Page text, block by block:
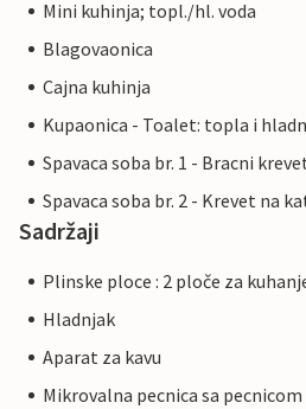
Mini kuhinja; topl./hl. voda
Blagovaonica
Cajna kuhinja
Kupaonica - Toalet: topla i
Spavaca soba br. 1 - Bracni
Spavaca soba br. 2 - Krevet na
Sadržaji
Plinske ploce : 2 ploče za
Hladnjak
Aparat za kavu
Mikrovalna pecnica sa pecnicom